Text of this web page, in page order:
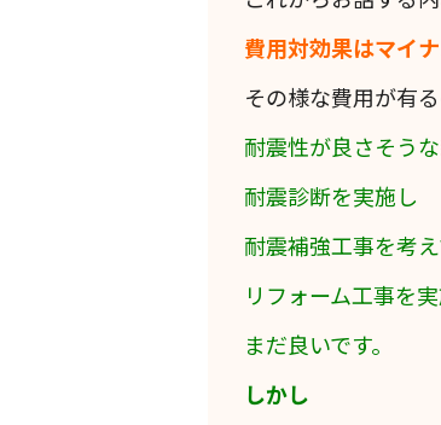
費用対効果はマイ
その様な費用が有
耐震性が良さそうな
耐震診断を実施し
耐震補強工事を考
リフォーム工事を
まだ良いです。
しかし